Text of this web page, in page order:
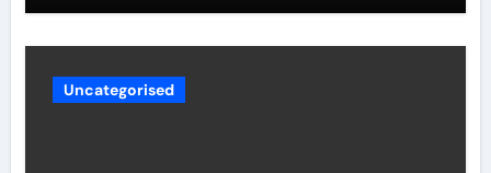
Uncategorised